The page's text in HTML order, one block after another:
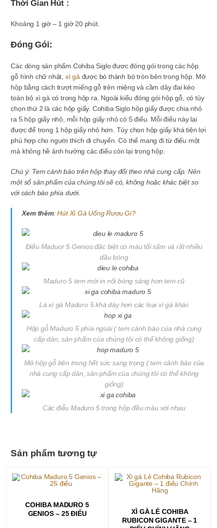
Thời Gian Hút :
Khoảng 1 giờ – 1 giờ 20 phút.
Đóng Gói:
Các dòng sản phẩm Cohiba Siglo được đóng gói trong các hộp
gỗ hình chữ nhật, xì gàđược bó thành bó tròn bên trong hộp. Mở
hộp bằng cách trượt miếng gỗ trên miệng và cầm dây đai kéo
toàn bộ xì gà có trong hộp ra. Ngoài kiểu đóng gói hộp gỗ, có tùy
chọn thứ 2 là các hộp giấy. Cohiba Siglo hộp giấy được chia nhỏ
ra 5 hộp giấy nhỏ, mỗi hộp giấy nhỏ có 5 điếu. Mỗi điếu này lại
được để trong 1 hộp giấy nhỏ hơn. Tùy chọn hộp giấy khá tiện lợi
phù hợp cho người thích di chuyển. Có thể mang đi từ điếu một
mà không hề ảnh hưởng các điếu còn lại trong hộp.
Chú ý: Tem cảnh báo trên hộp thay đổi theo nhà cung cấp. Nên
một số sản phẩm của chúng tôi sẽ có, không hoặc khác biệt so
với cách báo phía dưới.
Xem thêm:Hút Xì Gà Uống Rượu Gì?
Điếu Maduor 5 Genios đặc biệt có màu tối sấm và rất nhiều
dầu bóng
Maduro 5 tem mới in nổi bóng sáng hơn tem cũ
Lá xì gà Maduro 5 khá dày hơn các loại xì gà khác
Hộp gỗ Maduro 5 phía ngoài ( tem cảnh báo của nhà cung
cấp dán, sản phẩm của chúng tôi có thể không giống)
Mở hộp gỗ bên trong hết sức sang trọng ( tem cảnh báo của
nhà cung cấp dán, sản phẩm của chúng tôi có thể không
giống)
Các điễu Maduro 5 trong hộp đều màu với nhau
Sản phẩm tương tự
COHIBA MADURO 5
GENIOS – 25 ĐIẾU
THÊM VÀO GIỎ HÀNG
XÌ GÀ LẺ COHIBA
RUBICON GIGANTE – 1